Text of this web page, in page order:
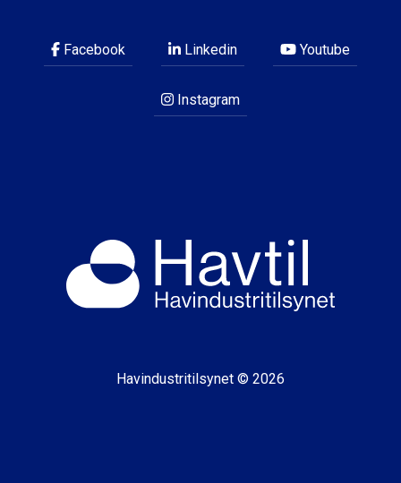
Facebook Linkedin Youtube
Instagram
Havindustritilsynet © 2026